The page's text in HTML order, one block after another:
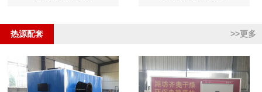
热源配套 >>更多